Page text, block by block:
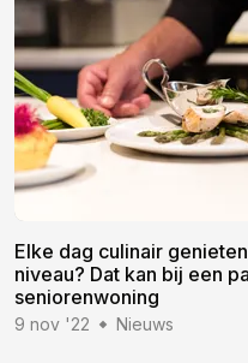
Elke dag culinair
niveau? Dat kan bij een
seniorenwoning
9 nov '22 Nieuws